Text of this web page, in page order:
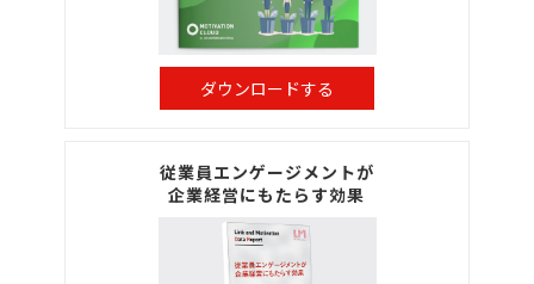
ダウンロードする
従業員エンゲージメントが
企業経営にもたらす効果